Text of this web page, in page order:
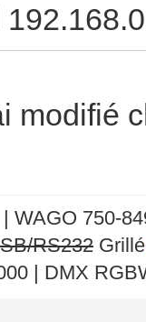
modifié
WAGO 750-
RS232 Grillé
| DMX